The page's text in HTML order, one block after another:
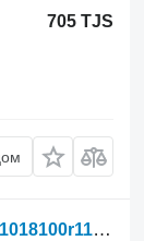
705 TJS
Редуктор Sweepers, Mulchers, Fertiliser Spreaders Pto Angular Reducer S10 s1018100r110 для мульчирователя